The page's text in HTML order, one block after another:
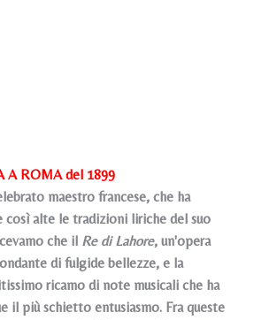
A ROMA del 1899
maestro francese, che ha
così alte le tradizioni liriche del suo
che il Re di Lahore, un'opera
di fulgide bellezze, e la
ricamo di note musicali che ha
il più schietto entusiasmo. Fra queste